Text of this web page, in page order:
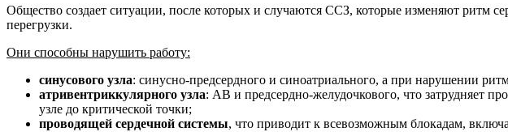
Общество создает ситуации, после которых и случаются ССЗ, которые изменяют ритм
перегрузки.
Они способны нарушить работу:
синусового узла: синусно-предсердного и синоатриального, а при нарушении
атривентриккулярного узла: АВ и предсердно-желудочкового, что затрудняет
узле до критической точки;
проводящей сердечной системы, что приводит к всевозможным блокадам,